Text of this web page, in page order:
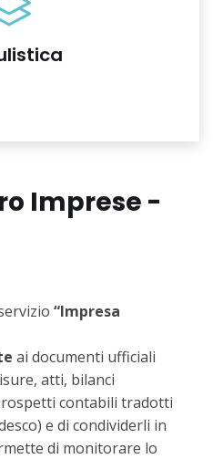
Imprese -
“Impresa
ai documenti ufficiali
atti, bilanci
contabili tradotti
e di condividerli in
di monitorare lo